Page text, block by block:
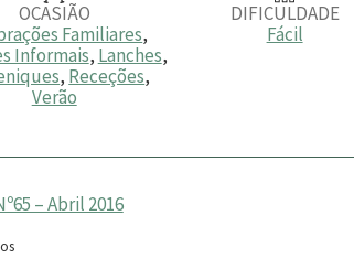
OCASIÃO
Familiares,
Informais, Lanches,
, Receções,
Verão
DIFICULDADE
Fácil
– Abril 2016